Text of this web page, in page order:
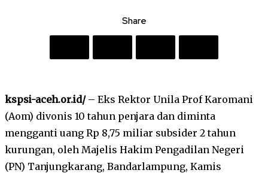
Share
kspsi-aceh.or.id/– Eks Rektor Unila Prof Karomani
(Aom) divonis 10 tahun penjara dan diminta
mengganti uang Rp 8,75 miliar subsider 2 tahun
kurungan, oleh Majelis Hakim Pengadilan Negeri
(PN) Tanjungkarang, Bandarlampung, Kamis